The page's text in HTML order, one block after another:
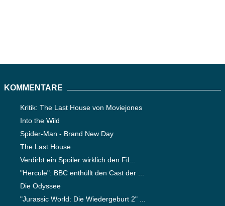
KOMMENTARE
Kritik: The Last House von Moviejones
Into the Wild
Spider-Man - Brand New Day
The Last House
Verdirbt ein Spoiler wirklich den Fil...
"Hercule": BBC enthüllt den Cast der ...
Die Odyssee
"Jurassic World: Die Wiedergeburt 2" ...